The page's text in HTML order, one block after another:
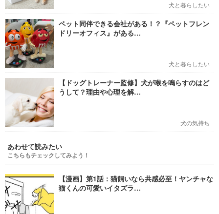
犬と暮らしたい
ペット同伴できる会社がある！？『ペットフレン
ドリーオフィス』がある…
犬と暮らしたい
【ドッグトレーナー監修】犬が喉を鳴らすのはど
うして？理由や心理を解…
犬の気持ち
あわせて読みたい
こちらもチェックしてみよう！
【漫画】第1話：猫飼いなら共感必至！ヤンチャな
猫くんの可愛いイタズラ…